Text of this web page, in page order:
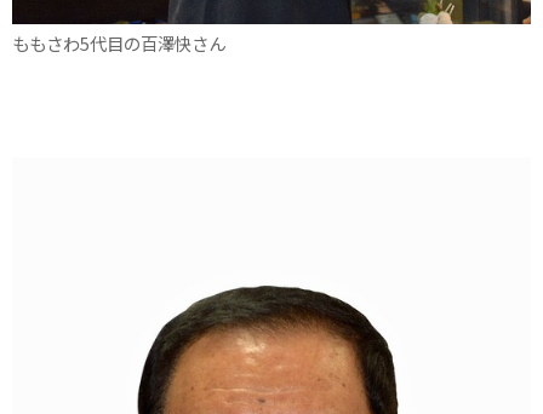
ももさわ5代目の百澤快さん